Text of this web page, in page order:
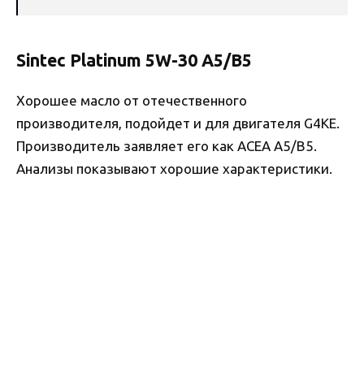
Sintec Platinum 5W-30 A5/B5
Хорошее масло от отечественного
производителя, подойдет и для двигателя G4KE.
Производитель заявляет его как ACEA A5/B5.
Анализы показывают хорошие характеристики.